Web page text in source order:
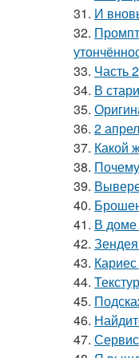
31. И
32.
33. Часть
34. В
35.
36. 2
37. Какой
38.
39.
40.
41. В доме
42.
43.
44.
45.
46.
47.